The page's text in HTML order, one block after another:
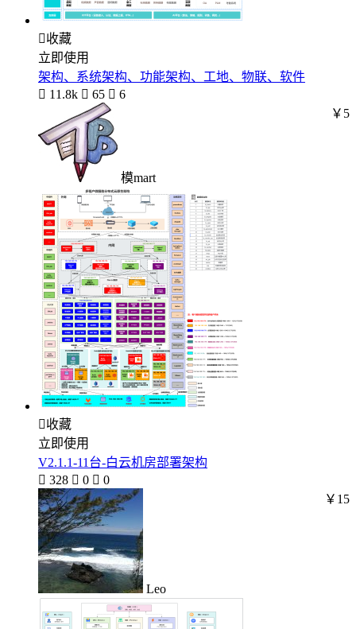
收藏
立即使用
架构、系统架构、功能架构、工地、物联、软件
 11.8k  65  6
模mart
￥5
收藏
立即使用
V2.1.1-11台-白云机房部署架构
 328  0  0
Leo
￥15